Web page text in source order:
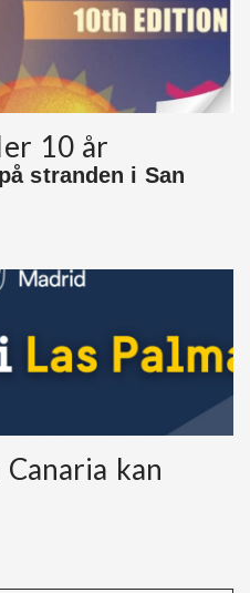
10 år
stranden i San
kan